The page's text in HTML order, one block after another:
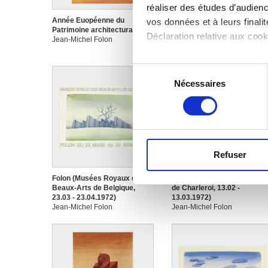
réaliser des études
vos données et à leurs
Déclaration relative aux
Si vous le permettez, nous
Collecter des
digitales).
partenaires de médias
vous leur avez fournies ou
consentement
Nécessaires
Refuser
Année Euopéenne du
Patrimoine architectural 1975
Jean-Michel Folon
Centenaire de la Louvière
Folon (Musées Royaux des
Beaux-Arts de Belgique,
23.03 - 23.04.1972)
Jean-Michel Folon
de Charleroi, 13.02 -
13.03.1972)
Jean-Michel Folon